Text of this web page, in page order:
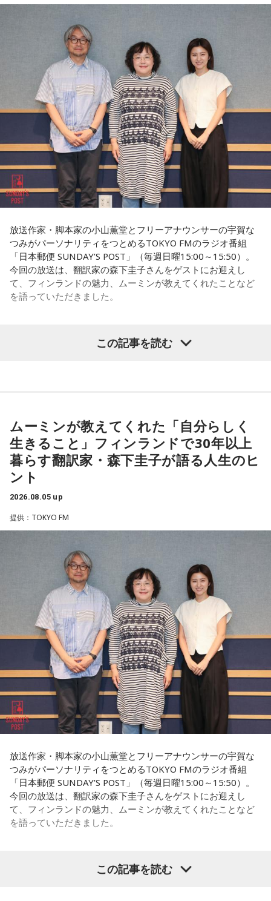
て、亡くなったと特定できないケースもあるんです。だか
ら、あの日、列車に乗っていて亡くなった方のご遺族の方に
お目にかかりたいんです」
8月5日、いのはなトンネルの近くでは、慰霊の集いが開かれ
ます。年々、乗客で銃撃を体験された方の出席は少なくな
り、去年はわずかにお二人でした。でも、出席される方の数
は、不思議と減ることがありません。
毎年、新たに銃撃を知った人たちが一度は手を合わせたいと
訪ねて下さるのだそうです。
去年の慰霊の集いに参列された、列車の車掌として乗務して
と思います。
「祖母は亡くなるまでずっと、『あの時、列車を発車させな
ければよかった……』そう言っていました」
大きな注目を集めています。きゃりーは「いろんな人から
気になっていました」と語り、今回の出演を熱烈オファーし
たことを明かします。
◆「今いちばんすごい人」と聞いて実現した初対談
きゃりーは、いろんなところからゆとりくんのお話を聞くこ
とが多かったそうで、クリエイティブディレクター・千原徹
也さんとのランチでも「今、きゃりーちゃんくらいの世代で
一番すごいんじゃないかな」と名前が挙がり、その後、ゆと
りくんのYouTubeチャンネルにOKAMOTO’Sのレイジさんが
出演していた回を見て「すごく話しやすそうな人だなと思っ
た」と興味を持ったそうです。
一方のゆとりくんも、きゃりーについて「物心ついたときか
月違いという共通点に加え、10代向けカルチャー・ファッシ
ョン誌「HR」の同じ号に掲載されていたことも判明し、2人
は当時を懐かしく振り返ります。ゆとりくんは「僕はスナッ
プの1人みたいな感じでしたけど、きゃりーさんは表紙。ずっ
とスターでした」と語り、「同じ雑誌に出ていたってことで
すね」ときゃりーも笑顔を見せました。
在約30のブランドを展開し、全国に約60店舗を構えているこ
とを紹介。ストリートブランドだけでなく、パジャマやレデ
◆「会社は宇宙なんですよ」社長だからこそ見える景色
企業理念として掲げる「ハグレモノをツワモノに」につい
て、「まだ大人に見つかっていない若い才能を見つけてき
て、社会との接点をつくること」と説明。ストリートスナッ
プで将来スターになる若者を見つけ出すような感覚に近いと
当し、動画をバズらせるようになると商品企画へ、さらにブ
ランドプロデューサーへとステップアップしていく仕組みに
なっているそうです。きゃりーは「階段を上がっていくん
だ！」と感心しながら耳を傾けていました。
会社経営の魅力について尋ねられると、ゆとりくんは「会社
って脳みそなんで、宇宙なんですよ」と独特な表現で回答し
ます。「自分が想像したことは全部実現できる可能性があ
る」と語り、音楽のように声質とか身体的な制約がある表現
とは異なり、会社経営には発想次第でどこまでも挑戦できる
自由さがあると説明しました。
さらに、経営について特別に勉強した経験はほとんどないと
明かし、「親父が起業家だったのでDNA的なものはあるかも
しれないけれど、基本はいろいろと失敗しながら覚えてき
た」と振り返りました。
（左から）パーソナリティのきゃりーぱみゅぱみゅ、株式会
社yutori代表取締役社長 片石貴展さん（ゆとりくん）
◆古着トークで大盛り上がり
放送作家・脚本家の小山薫堂とフリーアナウンサーの宇賀な
つみがパーソナリティをつとめるTOKYO FMのラジオ番組
「日本郵便 SUNDAY’S POST」（毎週日曜15:00～15:50）。
今回の放送は、翻訳家の森下圭子さんをゲストにお迎えし
て、フィンランドの魅力、ムーミンが教えてくれたことなど
を語っていただきました。
（左から）パーソナリティの小山薫堂、森下圭子さん、宇賀
森下圭子さんは、ムーミン研究をきっかけに1994年にフィン
ランドへ渡りました。大学時代に作品を読み返した際、「な
んて前衛的な文学なんだろう」と衝撃を受け、その背景にあ
る文化や社会を知りたいと思ったことが渡航のきっかけだっ
たと振り返ります。現在はヘルシンキを拠点に、翻訳や通
ンドの暮らしや文化を発信しています。
森下さんが初めてフィンランドを訪れた1994年は、深刻な経
率も世界トップクラスといわれていましたが、その後は大き
く改善し、現在では世界幸福度ランキングで上位を維持する
国として知られています。
その背景について森下さんは、「国や教育現場が“一人ひとり
の特性をどう活かしていくか”を重視していました」と説明し
ます。「1人の人材も無駄にはできない」という考え方のも
と、それぞれの個性や能力を社会全体で生かそうとする姿勢
が、大きな変化につながったと振り返りました。
フィンランドを訪れたことがある宇賀は、図書館や教会の印
象深さにも触れます。森下さんは、図書館では椅子を自由に
動かし、自分の好きな場所で過ごせることを紹介し、利用者
が思い思いに過ごせる空間づくりが特徴だと語りました。
一方で、フィンランドでの暮らしでもっとも大変なのは冬だ
といいます。日照時間が短く、小学生も暗闇のなかを登校す
るほどで、「人に会いたくなくなったり、どれだけ寝ても寝
足りないときがある」と明かします。30年以上暮らした今で
も「まだ慣れていないですね」と話し、フィンランド語の習
得についても「いつまで経っても終わりが見えないところを
厳しい冬があるからこそ、春の訪れは格別です。海や湖を覆
っていた氷が溶け始めることや、「日が長くなったな」と感
この記事を読む
ムーミンが教えてくれた「自分らしく
生きること」フィンランドで30年以上
暮らす翻訳家・森下圭子が語る人生のヒ
ント
2026.08.05 up
提供：TOKYO FM
放送作家・脚本家の小山薫堂とフリーアナウンサーの宇賀な
つみがパーソナリティをつとめるTOKYO FMのラジオ番組
「日本郵便 SUNDAY’S POST」（毎週日曜15:00～15:50）。
今回の放送は、翻訳家の森下圭子さんをゲストにお迎えし
て、フィンランドの魅力、ムーミンが教えてくれたことなど
を語っていただきました。
（左から）パーソナリティの小山薫堂、森下圭子さん、宇賀
この記事を読む